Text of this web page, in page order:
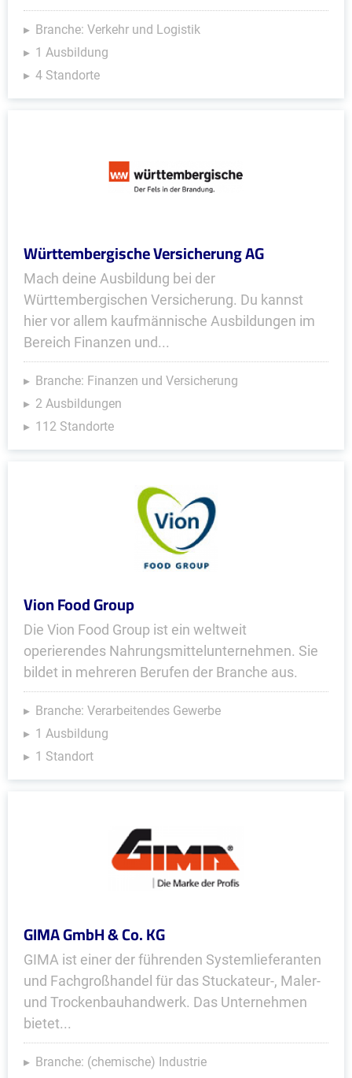
Branche: Verkehr und Logistik
1 Ausbildung
4 Standorte
Württembergische Versicherung AG
Mach deine Ausbildung bei der
Württembergischen Versicherung. Du kannst
hier vor allem kaufmännische Ausbildungen im
Bereich Finanzen und...
Branche: Finanzen und Versicherung
2 Ausbildungen
112 Standorte
Vion Food Group
Die Vion Food Group ist ein weltweit
operierendes Nahrungsmittelunternehmen. Sie
bildet in mehreren Berufen der Branche aus.
Branche: Verarbeitendes Gewerbe
1 Ausbildung
1 Standort
GIMA GmbH & Co. KG
GIMA ist einer der führenden System­lieferanten
und Fachgroßhandel für das Stuckateur-, Maler-
und Trocken­bauhandwerk. Das Unternehmen
bietet...
Branche: (chemische) Industrie